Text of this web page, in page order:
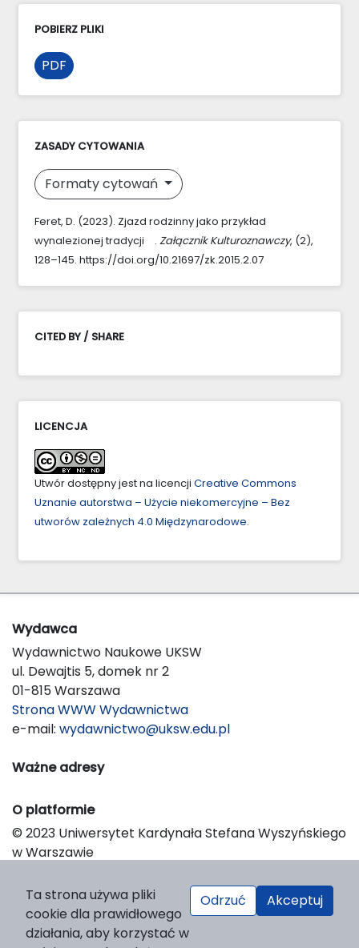
POBIERZ PLIKI
PDF
ZASADY CYTOWANIA
Formaty cytowań
Feret, D. (2023). Zjazd rodzinny jako przykład
wynalezionej tradycji . Załącznik Kulturoznawczy, (2),
128–145. https://doi.org/10.21697/zk.2015.2.07
CITED BY / SHARE
LICENCJA
Utwór dostępny jest na licencji Creative Commons
Uznanie autorstwa – Użycie niekomercyjne – Bez
utworów zależnych 4.0 Międzynarodowe.
Wydawca
Wydawnictwo Naukowe UKSW
ul. Dewajtis 5, domek nr 2
01-815 Warszawa
Strona WWW Wydawnictwa
e-mail: wydawnictwo@uksw.edu.pl
Ważne adresy
O platformie
© 2023 Uniwersytet Kardynała Stefana Wyszyńskiego
w Warszawie
Platform & Workflow by OJS/PKP
Ta strona używa pliki
cookie dla prawidłowego
działania, aby korzystać w
Odrzuć Akceptuj